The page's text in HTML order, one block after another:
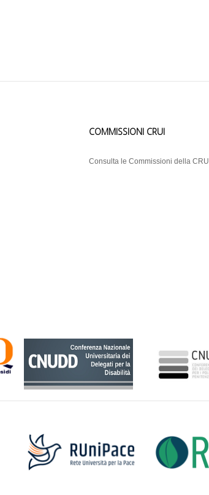
COMMISSIONI CRUI
Consulta le Commissioni della CRUI